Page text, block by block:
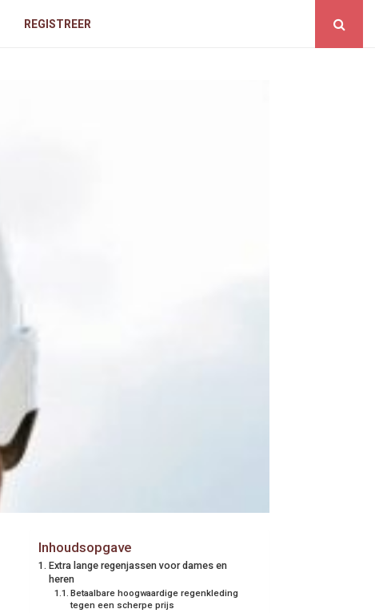
REGISTREER
Inhoudsopgave
Extra lange regenjassen voor dames en
heren
Betaalbare hoogwaardige regenkleding
tegen een scherpe prijs